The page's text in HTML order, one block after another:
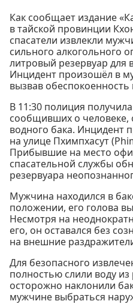
Как сообщает издание
в тайской провинции
спасатели извлекли
сильного алкогольного
литровый резервуар для
Инцидент произошёл в
вызвав
В 11:30 полиция
сообщивших о
водного бака. Инцидент
на улице Пхимпхасут
Прибывшие на место
спасательной службы
резервуара
Мужчина находился в
положении, его голова
Несмотря на
его, он оставался без
на внешние
Для безопасного
полностью слили воду
осторожно наклонили
мужчине выбраться